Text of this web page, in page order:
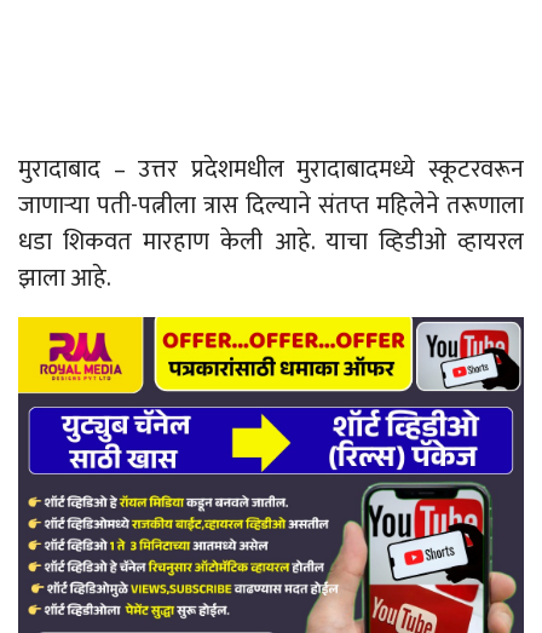
मुरादाबाद – उत्तर प्रदेशमधील मुरादाबादमध्ये स्कूटरवरून
जाणाऱ्या पती-पत्नीला त्रास दिल्याने संतप्त महिलेने तरूणाला
धडा शिकवत मारहाण केली आहे. याचा व्हिडीओ व्हायरल
झाला आहे.